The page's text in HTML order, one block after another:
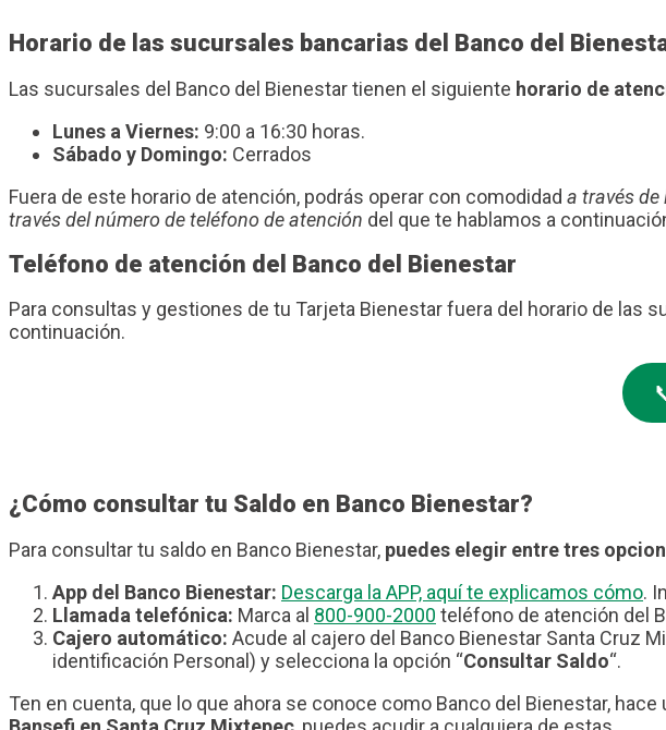
Horario de las sucursales bancarias del Banco del
Las sucursales del Banco del Bienestar tienen el siguiente horario de
Lunes a Viernes: 9:00 a 16:30 horas.
Sábado y Domingo: Cerrados
Fuera de este horario de atención, podrás operar con comodidad a través de
través del número de teléfono de atención del que te hablamos a
Teléfono de atención del Banco del Bienestar
Para consultas y gestiones de tu Tarjeta Bienestar fuera del horario de las
continuación.
¿Cómo consultar tu Saldo en Banco Bienestar?
Para consultar tu saldo en Banco Bienestar, puedes elegir entre tres
App del Banco Bienestar: Descarga la APP, aquí te explicamos cómo.
Llamada telefónica: Marca al 800-900-2000 teléfono de atención del
Cajero automático: Acude al cajero del Banco Bienestar Santa Cruz
identificación Personal) y selecciona la opción “Consultar Saldo“.
Ten en cuenta, que lo que ahora se conoce como Banco del Bienestar,